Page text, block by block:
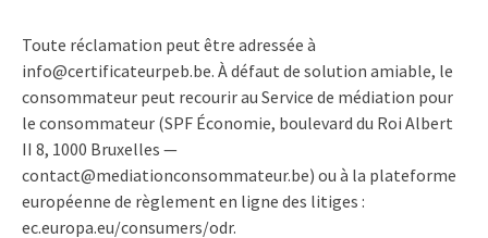
Toute réclamation peut être adressée à
info@certificateurpeb.be. À défaut de solution amiable, le
consommateur peut recourir au Service de médiation pour
le consommateur (SPF Économie, boulevard du Roi Albert
II 8, 1000 Bruxelles —
contact@mediationconsommateur.be) ou à la plateforme
européenne de règlement en ligne des litiges :
ec.europa.eu/consumers/odr.